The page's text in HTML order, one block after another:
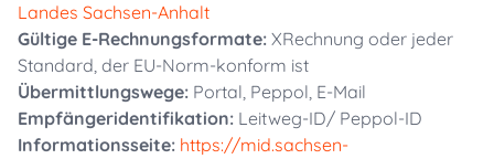
Landes Sachsen-Anhalt
Gültige E-Rechnungsformate: XRechnung oder jeder
Standard, der EU-Norm-konform ist
Übermittlungswege: Portal, Peppol, E-Mail
Empfängeridentifikation: Leitweg-ID/ Peppol-ID
Informationsseite: https://mid.sachsen-